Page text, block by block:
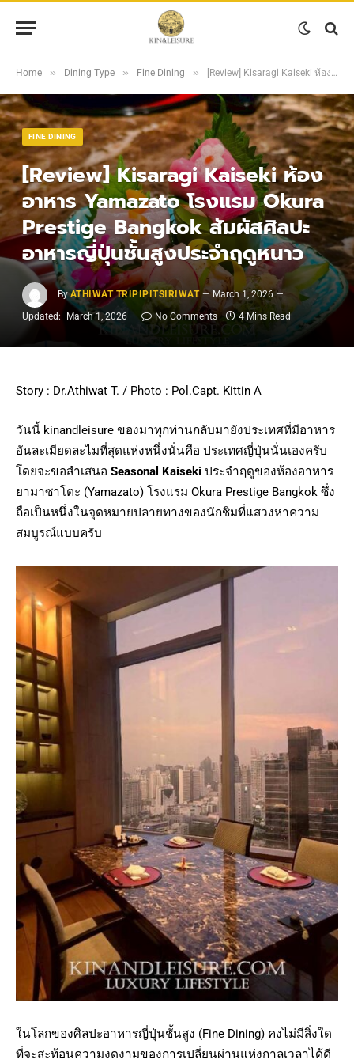
Home » Dining Type » Fine Dining » [Review] Kisaragi Kaiseki ห้องอาหาร Yamazato โรงแรม Okura Prestige Bangkok สัมผัสศิลปะอาหารญี่ปุ่นชั้นสูงประจำฤดูหนาว
FINE DINING
[Review] Kisaragi Kaiseki ห้อง
อาหาร Yamazato โรงแรม Okura
Prestige Bangkok สัมผัสศิลปะ
อาหารญี่ปุ่นชั้นสูงประจำฤดูหนาว
By ATHIWAT TRIPIPITSIRIWAT
March 1, 2026
Updated:
March 1, 2026 No Comments 4 Mins Read
Story : Dr.Athiwat T. / Photo : Pol.Capt. Kittin A
วันนี้ kinandleisure ของมาทุกท่านกลับมายังประเทศที่มีอาหาร
อันละเมียดละไมที่สุดแห่งหนึ่งนั่นคือ ประเทศญี่ปุ่นนั่นเองครับ
โดยจะขอสำเสนอ Seasonal Kaiseki ประจำฤดูของห้องอาหาร
ยามาซาโตะ (Yamazato) โรงแรม Okura Prestige Bangkok ซึ่ง
ถือเป็นหนึ่งในจุดหมายปลายทางของนักชิมที่แสวงหาความ
สมบูรณ์แบบครับ
ในโลกของศิลปะอาหารญี่ปุ่นชั้นสูง (Fine Dining) คงไม่มีสิ่งใด
ที่จะสะท้อนความงดงามของการเปลี่ยนผ่านแห่งกาลเวลาได้ดี